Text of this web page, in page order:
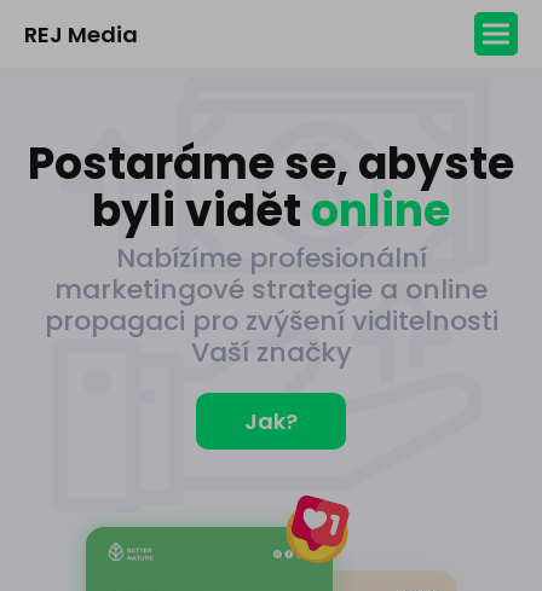
REJ Media
Postaráme se, abyste
byli vidětonline
Nabízíme profesionální
marketingové strategie a online
propagaci pro zvýšení viditelnosti
Vaší značky
Jak?